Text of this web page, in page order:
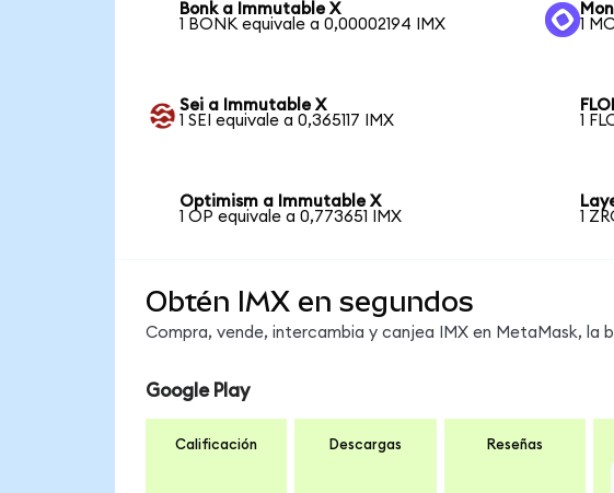
Bonk a Immutable X
1 BONK equivale a 0,00002194 IMX
1
Sei a Immutable X
1 SEI equivale a 0,365117 IMX
1
Optimism a Immutable X
1 OP equivale a 0,773651 IMX
1
Obtén IMX en segundos
Compra, vende, intercambia y canjea IMX en MetaMask, la
Google Play
Calificación Descargas Reseñas